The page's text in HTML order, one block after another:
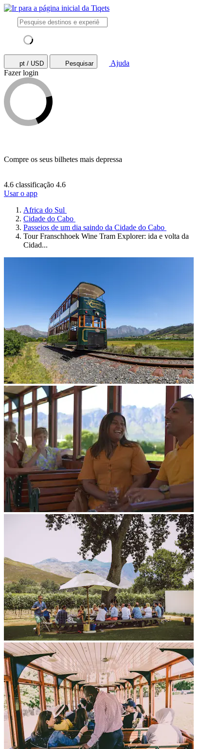
pt / USD Pesquisar
Ajuda
Fazer login
Compre os seus bilhetes mais depressa
4.6 classificação 4.6
Usar o app
Africa do Sul
Cidade do Cabo
Passeios de um dia saindo da Cidade do Cabo
Tour Franschhoek Wine Tram Explorer: ida e volta da
Cidad...